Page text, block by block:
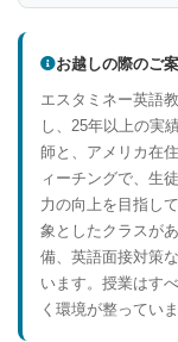
お越しの際のご
エスタミネー英語
し、25年以上の実
師と、アメリカ在
ィーチングで、生
力の向上を目指し
象としたクラスが
備、英語面接対策
います。授業はす
く環境が整っていま